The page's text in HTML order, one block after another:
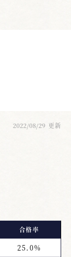
2022/08/29 更新
合格率
25.0%